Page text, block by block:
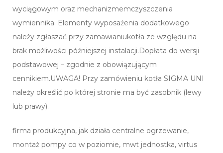
wyciągowym oraz mechanizmemczyszczenia
wymiennika. Elementy wyposażenia dodatkowego
należy zgłaszać przy zamawianiukotła ze względu na
brak możliwości późniejszej instalacji.Dopłata do wersji
podstawowej – zgodnie z obowiązującym
cennikiem.UWAGA! Przy zamówieniu kotła SIGMA UNI
należy określić po której stronie ma być zasobnik (lewy
lub prawy).
firma produkcyjna, jak działa centralne ogrzewanie,
montaż pompy co w poziomie, mwt jednostka, virtus